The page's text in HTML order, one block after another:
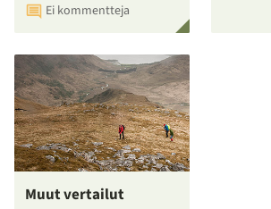
Ei kommentteja
Muut vertailut